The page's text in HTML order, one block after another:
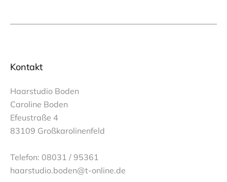
Kontakt
Haarstudio Boden
Caroline Boden
Efeustraße 4
83109 Großkarolinenfeld
Telefon: 08031 / 95361
haarstudio.boden@t-online.de